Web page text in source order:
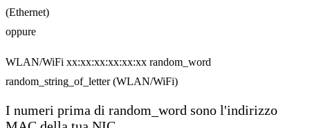
(Ethernet)
oppure
WLAN/WiFi xx:xx:xx:xx:xx:xx random_word
random_string_of_letter (WLAN/WiFi)
I numeri prima di random_word sono l'indirizzo